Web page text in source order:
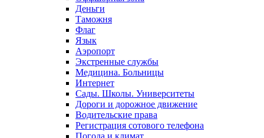
Деньги
Таможня
Флаг
Язык
Аэропорт
Экстренные службы
Медицина. Больницы
Интернет
Сады. Школы. Университеты
Дороги и дорожное движение
Водительские права
Регистрация сотового телефона
Погода и климат